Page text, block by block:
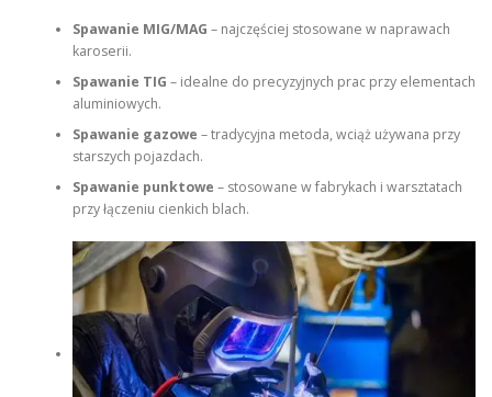
Spawanie MIG/MAG – najczęściej stosowane w naprawach
karoserii.
Spawanie TIG – idealne do precyzyjnych prac przy elementach
aluminiowych.
Spawanie gazowe – tradycyjna metoda, wciąż używana przy
starszych pojazdach.
Spawanie punktowe – stosowane w fabrykach i warsztatach
przy łączeniu cienkich blach.